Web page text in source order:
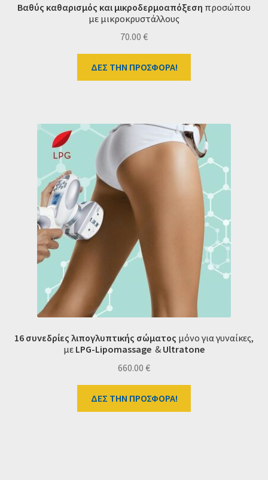
Βαθύς καθαρισμός και μικροδερμοαπόξεση προσώπου
με μικροκρυστάλλους
70.00 €
ΔΕΣ ΤΗΝ ΠΡΟΣΦΟΡΑ!
16 συνεδρίες λιπογλυπτικής σώματος μόνο για γυναίκες,
με LPG-Lipomassage & Ultratone
660.00 €
ΔΕΣ ΤΗΝ ΠΡΟΣΦΟΡΑ!